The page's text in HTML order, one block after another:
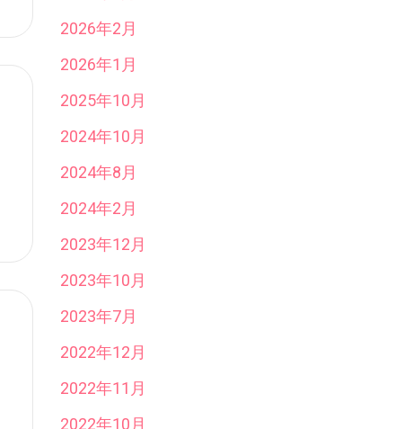
2026年2月
2026年1月
2025年10月
2024年10月
2024年8月
2024年2月
2023年12月
2023年10月
2023年7月
2022年12月
2022年11月
2022年10月